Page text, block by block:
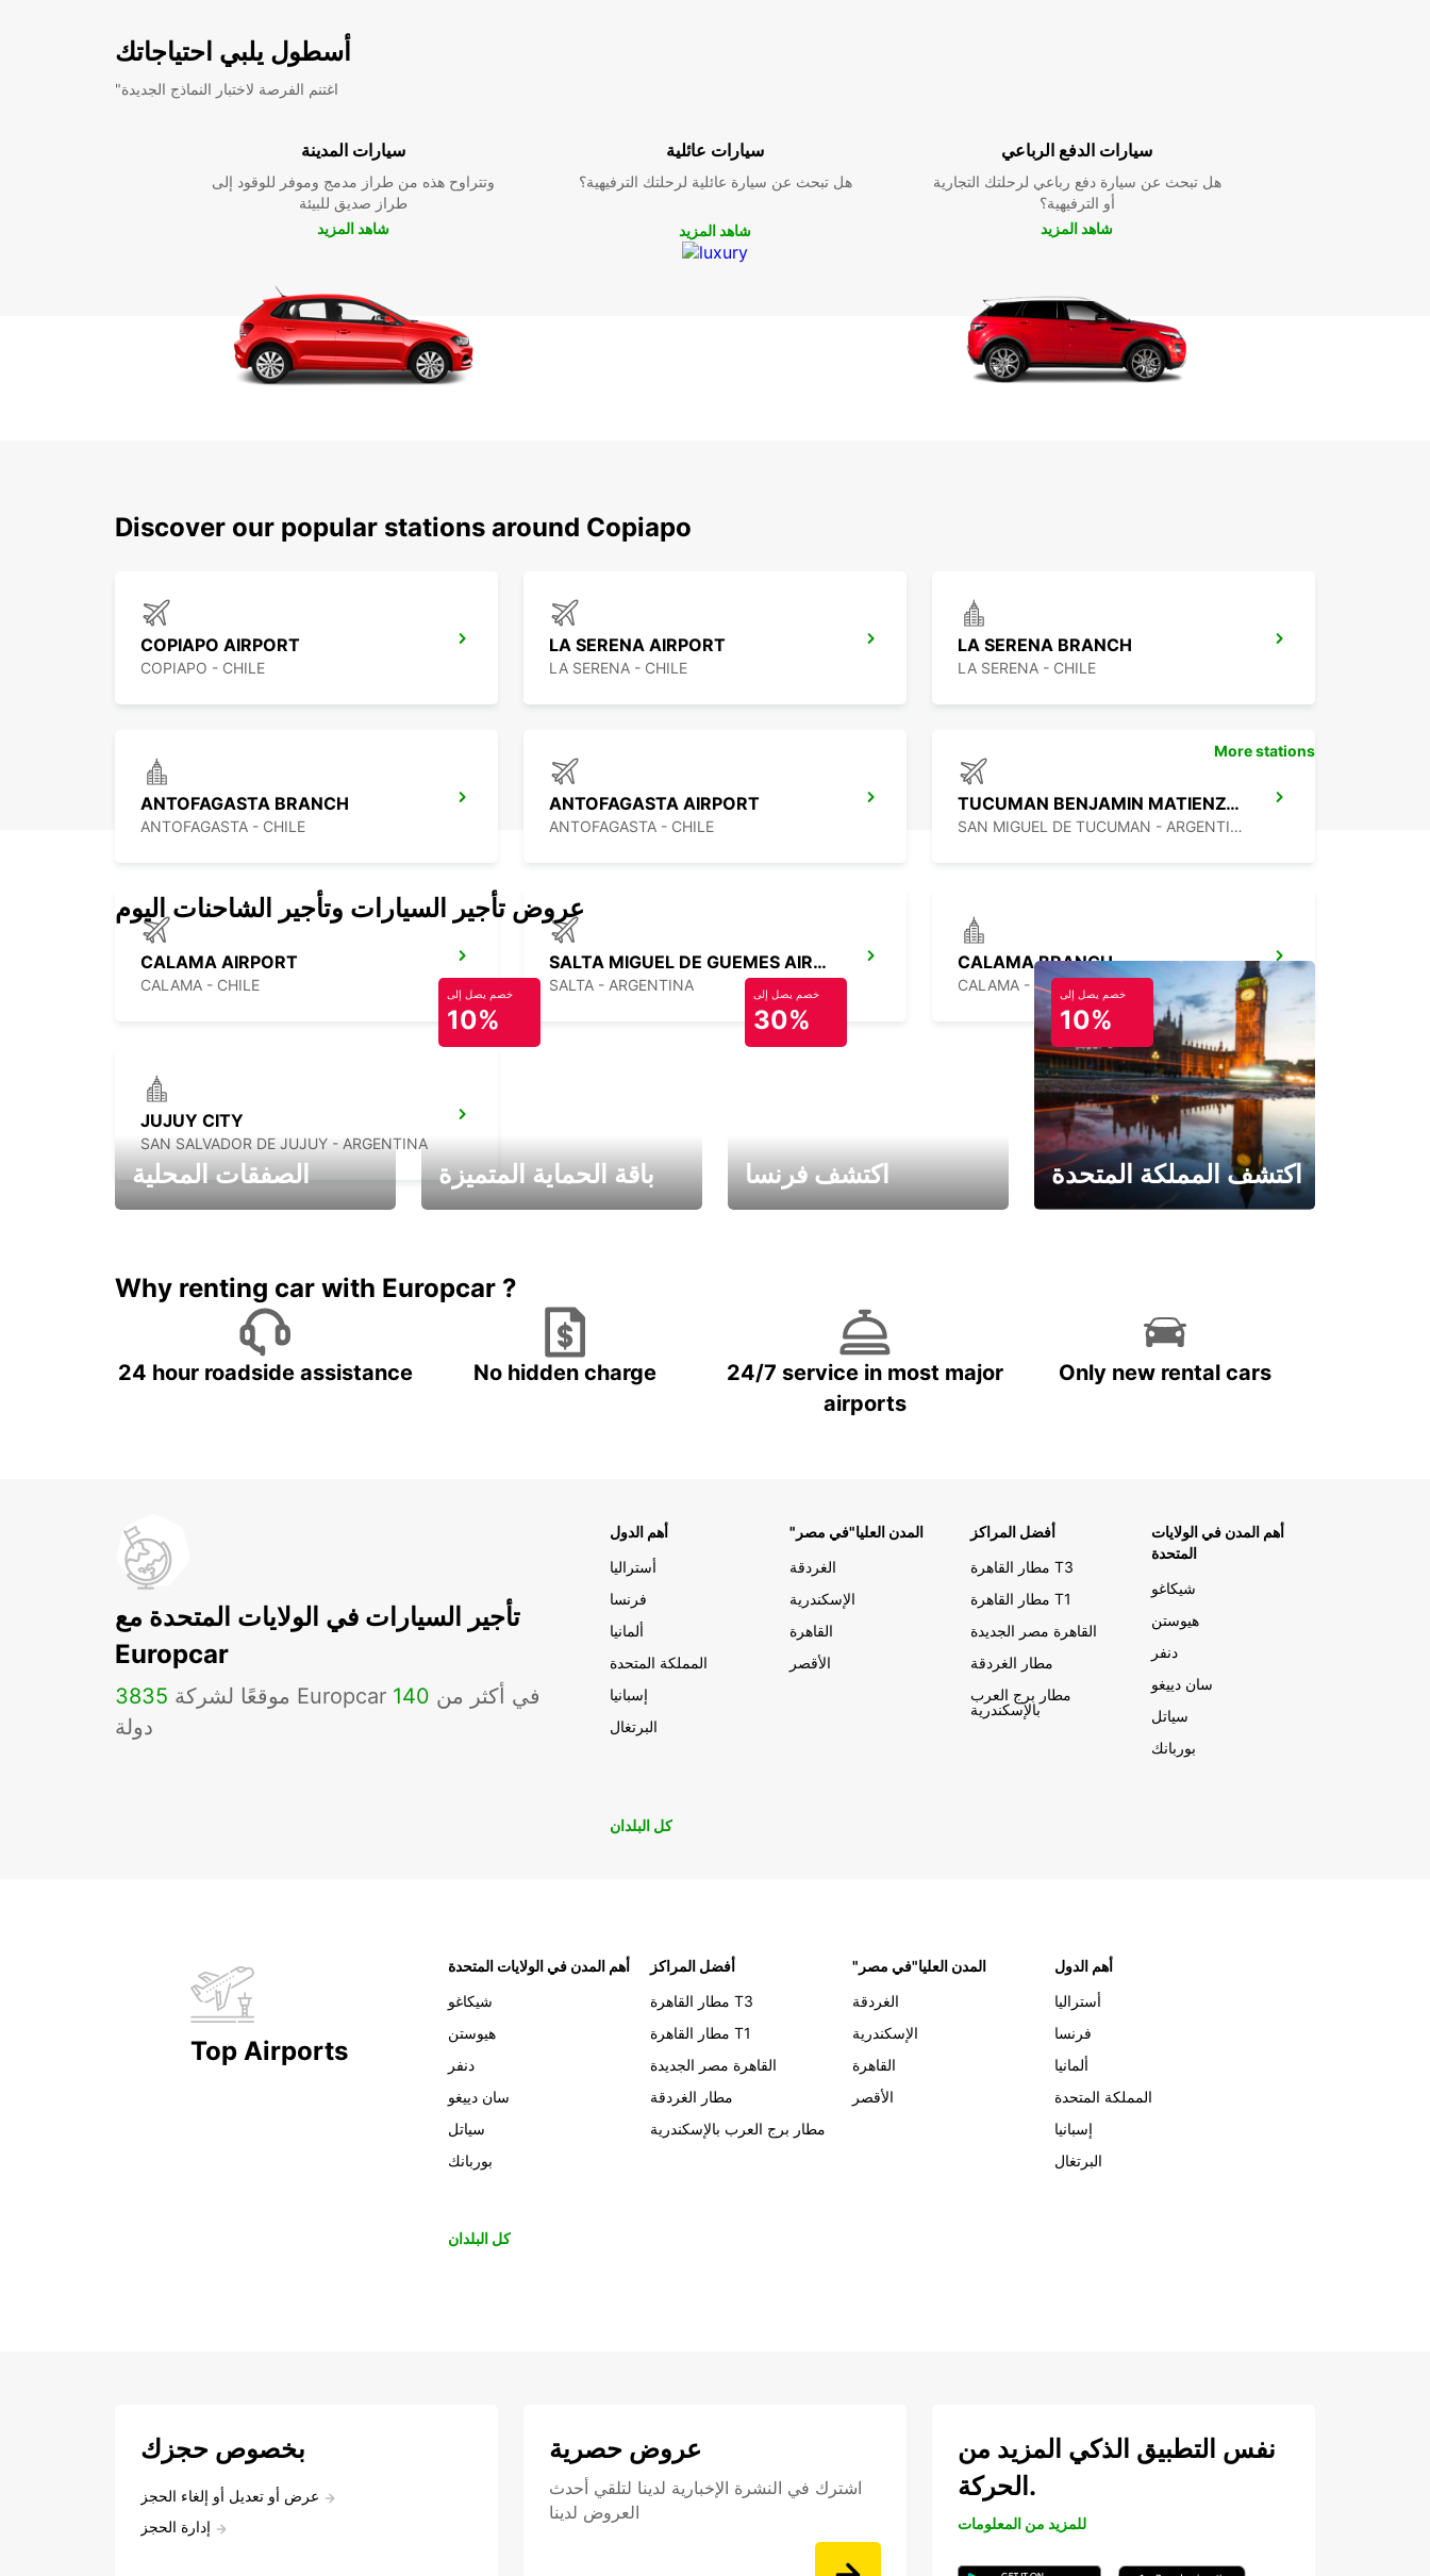
أسطول يلبي احتياجاتك
"اغتنم الفرصة لاختبار النماذج الجديدة
سيارات المدينة
وتتراوح هذه من طراز مدمج وموفر للوقود إلى
طراز صديق للبيئة
شاهد المزيد
سيارات عائلية
هل تبحث عن سيارة عائلية لرحلتك الترفيهية؟
شاهد المزيد
سيارات الدفع الرباعي
هل تبحث عن سيارة دفع رباعي لرحلتك التجارية
أو الترفيهية؟
شاهد المزيد
Discover our popular stations around Copiapo
COPIAPO AIRPORT
COPIAPO - CHILE
LA SERENA AIRPORT
LA SERENA - CHILE
LA SERENA BRANCH
LA SERENA - CHILE
ANTOFAGASTA BRANCH
ANTOFAGASTA - CHILE
ANTOFAGASTA AIRPORT
ANTOFAGASTA - CHILE
TUCUMAN BENJAMIN MATIENZO AIRPORT
SAN MIGUEL DE TUCUMAN - ARGENTINA
CALAMA AIRPORT
CALAMA - CHILE
SALTA MIGUEL DE GUEMES AIRPORT
SALTA - ARGENTINA
CALAMA BRANCH
CALAMA - CHILE
JUJUY CITY
SAN SALVADOR DE JUJUY - ARGENTINA
More stations
عروض تأجير السيارات وتأجير الشاحنات اليوم
الصفقات المحلية
خصم يصل إلى
10%
باقة الحماية المتميزة
خصم يصل إلى
30%
اكتشف فرنسا
خصم يصل إلى
10%
اكتشف المملكة المتحدة
Why renting car with Europcar ?
24 hour roadside assistance No hidden charge
24/7 service in most major
airports
Only new rental cars
تأجير السيارات في الولايات المتحدة مع
Europcar
3835 موقعًا لشركة Europcar في أكثر من 140
دولة
أهم الدول
أستراليا
فرنسا
ألمانيا
المملكة المتحدة
إسبانيا
البرتغال
"المدن العليا"في مصر
الغردقة
الإسكندرية
القاهرة
الأقصر
أفضل المراكز
مطار القاهرة T3
مطار القاهرة T1
القاهرة مصر الجديدة
مطار الغردقة
مطار برج العرب
بالإسكندرية
أهم المدن في الولايات
المتحدة
شيكاغو
هيوستن
دنفر
سان دييغو
سياتل
بوربانك
كل البلدان
Top Airports
أهم المدن في الولايات المتحدة
شيكاغو
هيوستن
دنفر
سان دييغو
سياتل
بوربانك
أفضل المراكز
مطار القاهرة T3
مطار القاهرة T1
القاهرة مصر الجديدة
مطار الغردقة
مطار برج العرب بالإسكندرية
"المدن العليا"في مصر
الغردقة
الإسكندرية
القاهرة
الأقصر
أهم الدول
أستراليا
فرنسا
ألمانيا
المملكة المتحدة
إسبانيا
البرتغال
كل البلدان
بخصوص حجزك
عرض أو تعديل أو إلغاء الحجز
إدارة الحجز
عروض حصرية
اشترك في النشرة الإخبارية لدينا لتلقي أحدث
العروض لدينا
نفس التطبيق الذكي المزيد من
الحركة.
للمزيد من المعلومات